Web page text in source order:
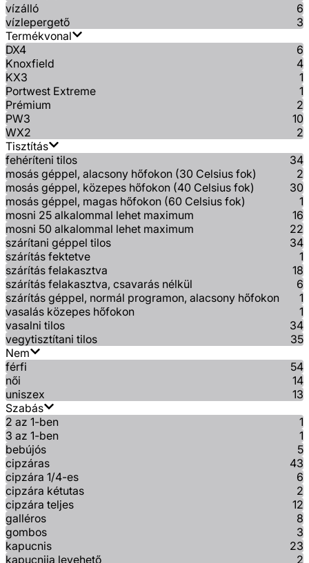
vízálló
6
vízlepergető
3
Termékvonal
DX4
6
Knoxfield
4
KX3
1
Portwest Extreme
1
Prémium
2
PW3
10
WX2
2
Tisztítás
fehéríteni tilos
34
mosás géppel, alacsony hőfokon (30 Celsius fok)
2
mosás géppel, közepes hőfokon (40 Celsius fok)
30
mosás géppel, magas hőfokon (60 Celsius fok)
1
mosni 25 alkalommal lehet maximum
16
mosni 50 alkalommal lehet maximum
22
szárítani géppel tilos
34
szárítás fektetve
1
szárítás felakasztva
18
szárítás felakasztva, csavarás nélkül
6
szárítás géppel, normál programon, alacsony hőfokon
1
vasalás közepes hőfokon
1
vasalni tilos
34
vegytisztítani tilos
35
Nem
férfi
54
női
14
uniszex
13
Szabás
2 az 1-ben
1
3 az 1-ben
1
bebújós
5
cipzáras
43
cipzára 1/4-es
6
cipzára kétutas
2
cipzára teljes
12
galléros
8
gombos
3
kapucnis
23
kapucnija levehető
2